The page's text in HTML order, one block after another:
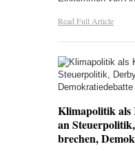
Read Full Article
Klimapolitik als
an
brechen,